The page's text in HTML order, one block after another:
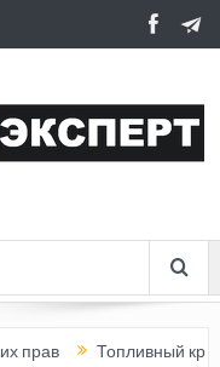
Топливный кризис в